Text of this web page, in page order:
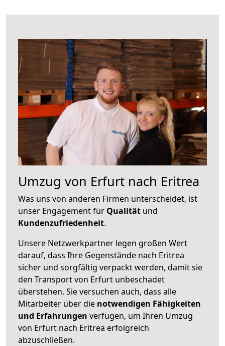
Umzug von Erfurt nach Eritrea
Was uns von anderen Firmen unterscheidet, ist
unser Engagement für Qualität und
Kundenzufriedenheit.
Unsere Netzwerkpartner legen großen Wert
darauf, dass Ihre Gegenstände nach Eritrea
sicher und sorgfältig verpackt werden, damit sie
den Transport von Erfurt unbeschadet
überstehen. Sie versuchen auch, dass alle
Mitarbeiter über die notwendigen Fähigkeiten
und Erfahrungen verfügen, um Ihren Umzug
von Erfurt nach Eritrea erfolgreich
abzuschließen.